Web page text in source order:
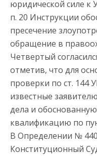
юридической силе к
п. 20 Инструкции
пресечение
обращение в
Четвертый
отметив, что для
проверки по ст. 144
известные
дела и
квалификацию по
В Определении №
Конституционный